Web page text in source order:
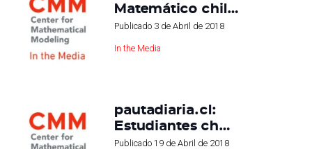
Matemático chil…
Publicado 3 de Abril de 2018
In the Media
pautadiaria.cl:
Estudiantes ch…
Publicado 19 de Abril de 2018